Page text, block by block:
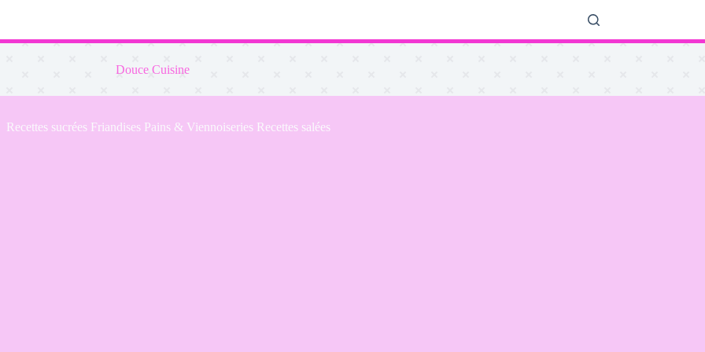
Douce Cuisine
Recettes sucrées Friandises Pains & Viennoiseries Recettes salées